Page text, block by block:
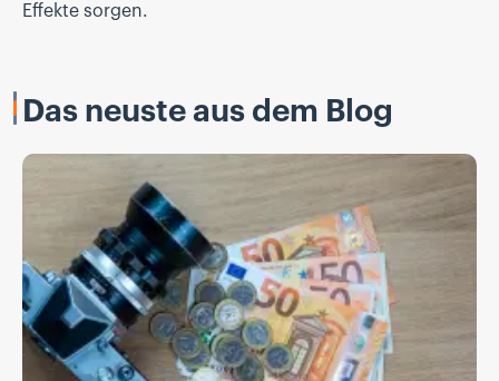
Effekte sorgen.
Das neuste aus dem Blog